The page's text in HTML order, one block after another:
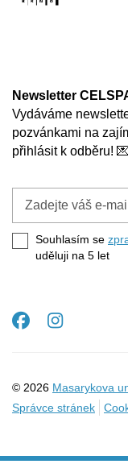
Newsletter
Vydáváme
pozvánkami na
přihlásit k odběru! 💌
e-
mail
Souhlasím se
uděluji na 5 let
© 2026 Masarykova
Správce stránek
Facebook